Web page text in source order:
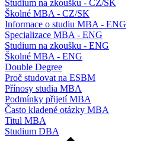
Studium na zkoušku - CZ/SK
Školné MBA - CZ/SK
Informace o studiu MBA - ENG
Specializace MBA - ENG
Studium na zkoušku - ENG
Školné MBA - ENG
Double Degree
Proč studovat na ESBM
Přínosy studia MBA
Podmínky přijetí MBA
Často kladené otázky MBA
Titul MBA
Studium DBA